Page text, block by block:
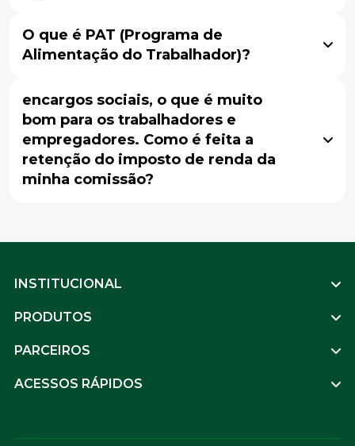
O que é PAT (Programa de
Alimentação do Trabalhador)?
encargos sociais, o que é muito
bom para os trabalhadores e
empregadores. Como é feita a
retenção do imposto de renda da
minha comissão?
Footer
INSTITUCIONAL
PRODUTOS
PARCEIROS
ACESSOS RÁPIDOS